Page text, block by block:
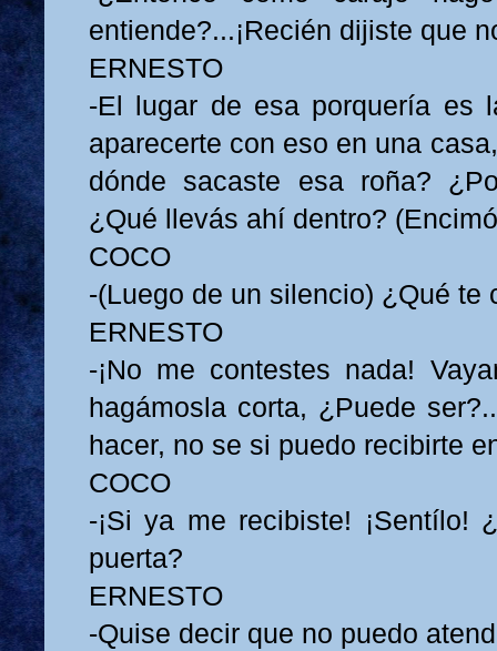
entiende?...¡Recién dijiste que
ERNESTO
-El lugar de esa porquería es
aparecerte con eso en una
dónde sacaste esa roña?
¿Qué llevás ahí dentro?
COCO
-(Luego de un silencio) ¿Qué te
ERNESTO
-¡No me contestes nada!
hagámosla corta, ¿Puede
hacer, no se si puedo recibirte
COCO
-¡Si ya me recibiste! ¡Sentílo!
puerta?
ERNESTO
-Quise decir que no puedo